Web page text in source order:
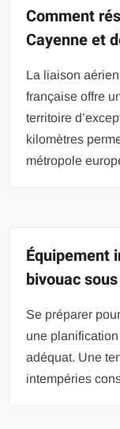
Comment
Cayenne et
La liaison
française offre
territoire
kilomètres
métropole
Équipement
bivouac
Se préparer
une
adéquat. Une
intempéries